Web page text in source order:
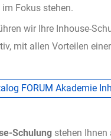
Fokus stehen.
wir Ihre Inhouse-
mit allen Vorteilen
FORUM Akademie
Schulung stehen Ihnen